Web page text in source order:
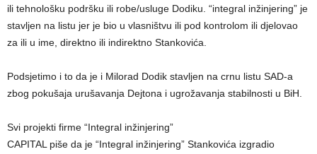
ili tehnološku podršku ili robe/usluge Dodiku. “integral inžinjering” je
stavljen na listu jer je bio u vlasništvu ili pod kontrolom ili djelovao
za ili u ime, direktno ili indirektno Stankovića.
Podsjetimo i to da je i Milorad Dodik stavljen na crnu listu SAD-a
zbog pokušaja urušavanja Dejtona i ugrožavanja stabilnosti u BiH.
Svi projekti firme “Integral inžinjering”
CAPITAL piše da je “Integral inžinjering” Stankovića izgradio